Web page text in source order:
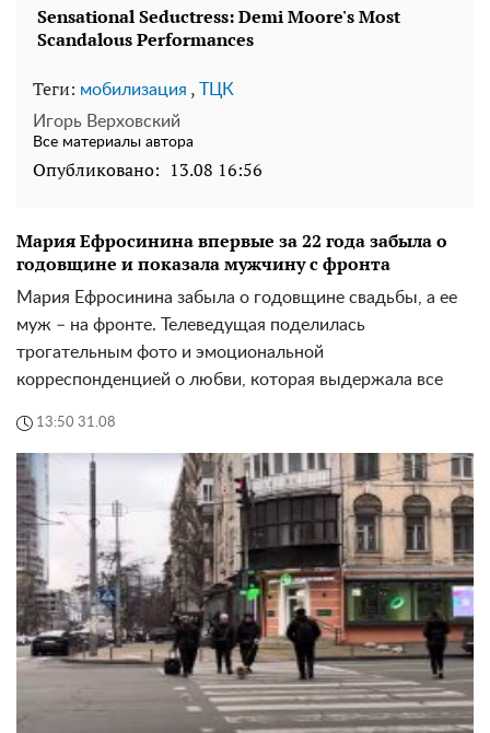
Теги: мобилизация ,
ТЦК
Игорь Верховский
Все материалы автора
Опубликовано: 13.08 16:56
Мария Ефросинина впервые за 22 года забыла о
годовщине и показала мужчину с фронта
Мария Ефросинина забыла о годовщине свадьбы, а ее
муж – на фронте. Телеведущая поделилась
трогательным фото и эмоциональной
корреспонденцией о любви, которая выдержала все
13:50 31.08